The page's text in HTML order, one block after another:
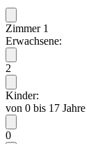
Zimmer 1
Erwachsene:
2
Kinder:
von 0 bis 17 Jahre
0